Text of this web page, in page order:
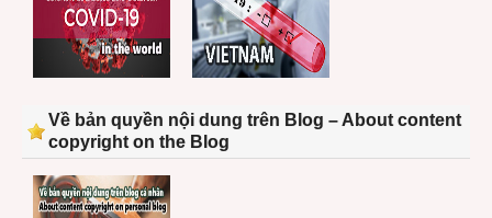
Về bản quyền nội dung trên Blog – About content
copyright on the Blog